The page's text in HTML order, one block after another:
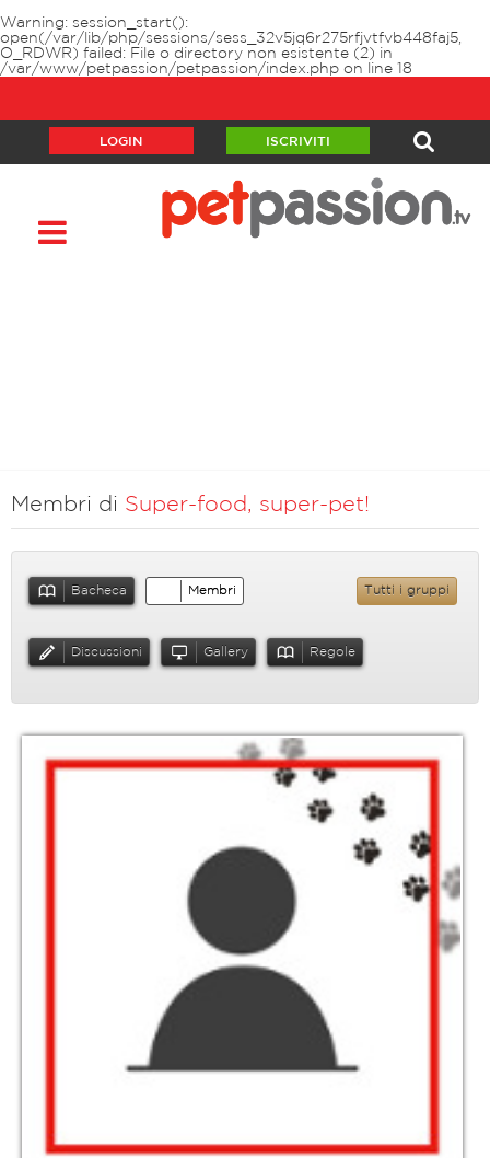
Warning: session_start():
open(/var/lib/php/sessions/sess_32v5jq6r275rfjvtfvb448faj5,
O_RDWR) failed: File o directory non esistente (2) in
/var/www/petpassion/petpassion/index.php on line 18
LOGIN ISCRIVITI
Membri di Super-food, super-pet!
Tutti i gruppi
Bacheca Membri
Discussioni Gallery Regole